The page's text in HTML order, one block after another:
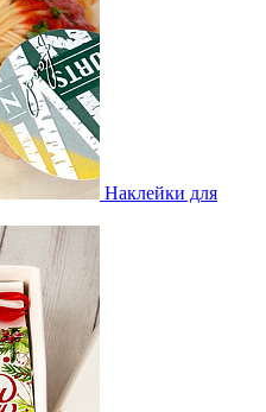
Наклейки для